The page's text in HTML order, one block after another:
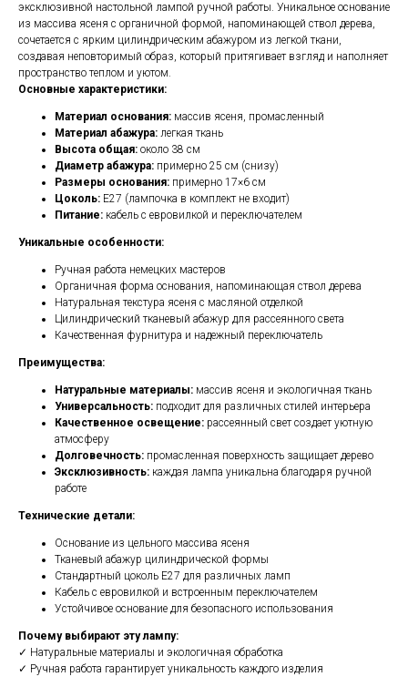
эксклюзивной настольной лампой ручной работы. Уникальное основание
из массива ясеня с органичной формой, напоминающей ствол дерева,
сочетается с ярким цилиндрическим абажуром из легкой ткани,
создавая неповторимый образ, который притягивает взгляд и наполняет
пространство теплом и уютом.
Основные характеристики:
Материал основания: массив ясеня, промасленный
Материал абажура: легкая ткань
Высота общая: около 38 см
Диаметр абажура: примерно 25 см (снизу)
Размеры основания: примерно 17×6 см
Цоколь: E27 (лампочка в комплект не входит)
Питание: кабель с евровилкой и переключателем
Уникальные особенности:
Ручная работа немецких мастеров
Органичная форма основания, напоминающая ствол дерева
Натуральная текстура ясеня с масляной отделкой
Цилиндрический тканевый абажур для рассеянного света
Качественная фурнитура и надежный переключатель
Преимущества:
Натуральные материалы: массив ясеня и экологичная ткань
Универсальность: подходит для различных стилей интерьера
Качественное освещение: рассеянный свет создает уютную
атмосферу
Долговечность: промасленная поверхность защищает дерево
Эксклюзивность: каждая лампа уникальна благодаря ручной
работе
Технические детали:
Основание из цельного массива ясеня
Тканевый абажур цилиндрической формы
Стандартный цоколь E27 для различных ламп
Кабель с евровилкой и встроенным переключателем
Устойчивое основание для безопасного использования
Почему выбирают эту лампу:
✓ Натуральные материалы и экологичная обработка
✓ Ручная работа гарантирует уникальность каждого изделия